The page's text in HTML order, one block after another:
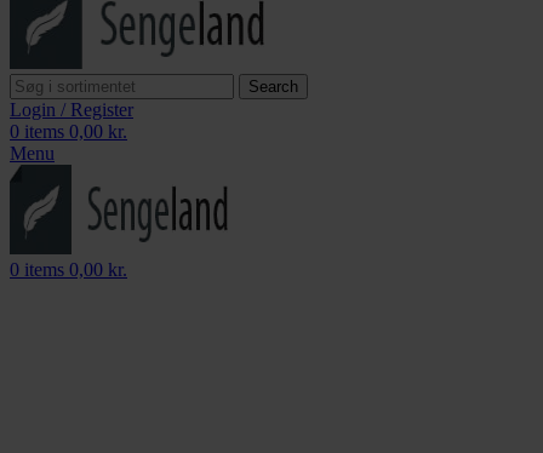
Search
Login / Register
0 items 0,00 kr.
Menu
0 items 0,00 kr.